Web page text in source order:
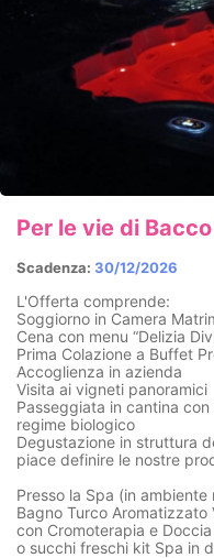
Scadenza: 30/12/2026
Per le vie di
L'Offerta comprende:
Soggiorno in Camera
Cena con menu “Delizia
Prima Colazione a Buffet
Accoglienza in azienda
Visita ai vigneti panoramici
Passeggiata in cantina
regime biologico
Degustazione in struttura
piace definire le nostre
Presso la Spa (in
Bagno Turco
con Cromoterapia e
o succhi freschi kit Spa in